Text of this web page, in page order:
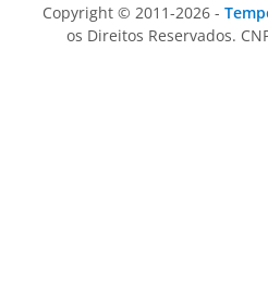
Copyright © 2011-2026 -
os Direitos Reservados.